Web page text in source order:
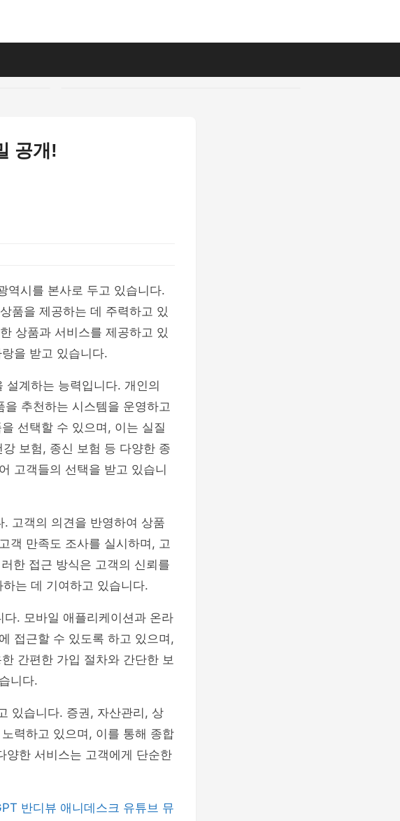
공개!
역시를 본사로 두고 있습니다.
품을 제공하는 데 주력하고 있
상품과 서비스를 제공하고 있
을 받고 있습니다.
계하는 능력입니다. 개인의
추천하는 시스템을 운영하고
선택할 수 있으며, 이는 실질
보험, 종신 보험 등 다양한 종
고객들의 선택을 받고 있습니
고객의 의견을 반영하여 상품
객 만족도 조사를 실시하며, 고
한 접근 방식은 고객의 신뢰를
는 데 기여하고 있습니다.
. 모바일 애플리케이션과 온라
접근할 수 있도록 하고 있으며,
간편한 가입 절차와 간단한 보
니다.
있습니다. 증권, 자산관리, 상
력하고 있으며, 이를 통해 종합
양한 서비스는 고객에게 단순한
반디뷰 애니데스크 유튜브 뮤